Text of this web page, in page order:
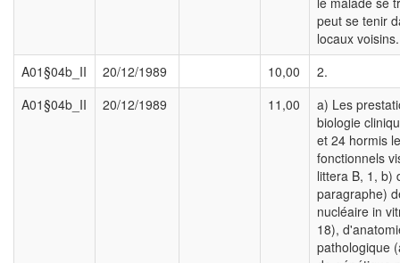
peut se tenir
locaux voisins.
A01§04b_II
20/12/1989 10,00
2.
A01§04b_II
20/12/1989 11,00
a) Les
biologie
et 24 hormis
fonctionnels
littera B, 1, b)
paragraphe)
nucléaire in
18),
pathologique